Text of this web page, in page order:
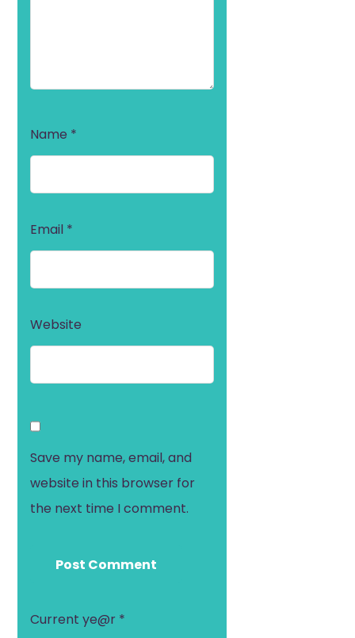
Name *
Email *
Website
Save my name, email, and
website in this browser for
the next time I comment.
Current ye@r *